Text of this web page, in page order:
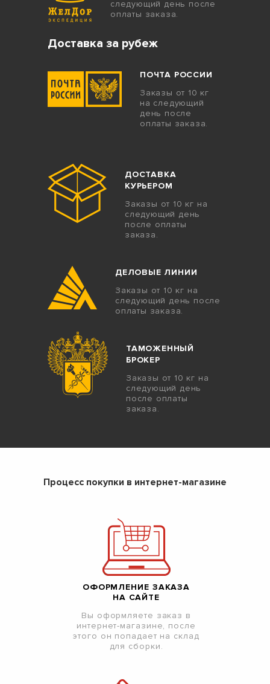
следующий день после
оплаты заказа.
Доставка за рубеж
ПОЧТА РОССИИ
Заказы от 10 кг
на следующий
день после
оплаты заказа.
ДОСТАВКА
КУРЬЕРОМ
Заказы от 10 кг на
следующий день
после оплаты
заказа.
ДЕЛОВЫЕ ЛИНИИ
Заказы от 10 кг на
следующий день после
оплаты заказа.
ТАМОЖЕННЫЙ
БРОКЕР
Заказы от 10 кг на
следующий день
после оплаты
заказа.
Процесс покупки в интернет-магазине
ОФОРМЛЕНИЕ ЗАКАЗА
НА САЙТЕ
Вы оформляете заказ в
интернет-магазине, после
этого он попадает на склад
для сборки.